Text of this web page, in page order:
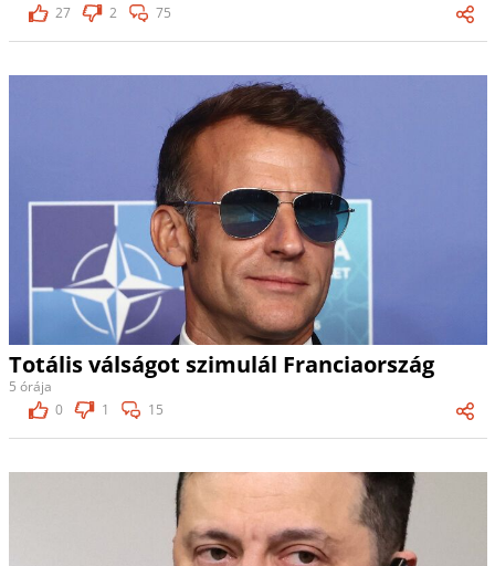
27
2 75
Totális válságot szimulál Franciaország
5 órája
0
1 15